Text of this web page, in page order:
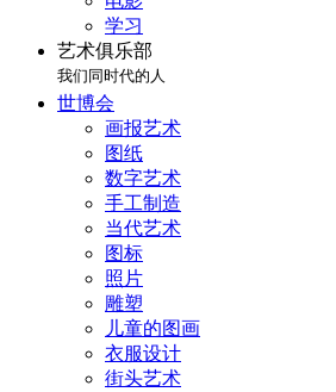
学习
艺术俱乐部
我们同时代的人
世博会
画报艺术
图纸
数字艺术
手工制造
当代艺术
图标
照片
雕塑
儿童的图画
衣服设计
街头艺术